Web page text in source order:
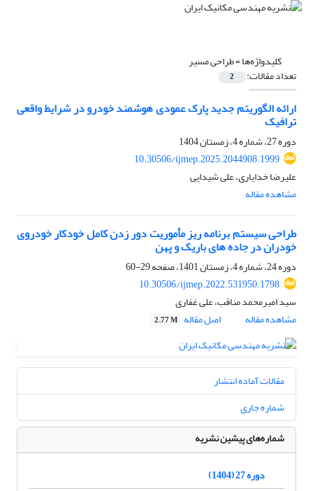
کلیدواژه‌ها =طراحی مسیر
تعداد مقالات: 2
ارائه الگوریتم جدید پارک عمودی هوشمند خودرو در شرایط واقعی
ترافیک
دوره 27، شماره 4، زمستان 1404
10.30506/ijmep.2025.2044908.1999
علیرضا خدایاری، علی شیدایی
مشاهده مقاله
طراحی سیستم برنامه ‌ریز مأموریت دور زدن کامل خودکار خودروی
خودران در جاده ‌های باریک و پهن
دوره 24، شماره 4، زمستان 1401، صفحه
29-60
10.30506/ijmep.2022.531950.1798
سید امیرمحمد مناقب، علی غفاری
مشاهده مقاله
اصل مقاله 2.77 M
مقالات آماده انتشار
شماره جاری
شماره‌های پیشین نشریه
دوره 27 (1404)